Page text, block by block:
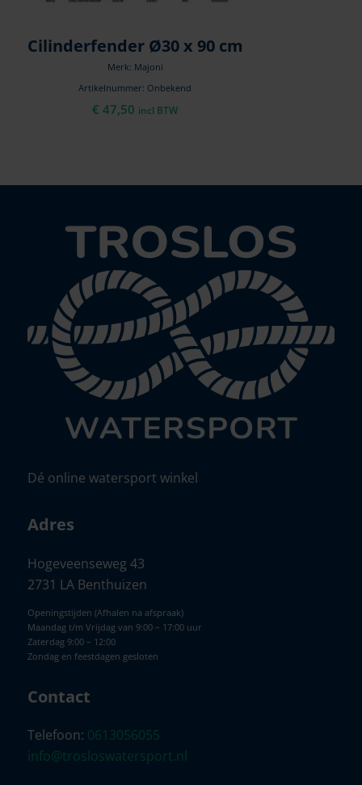
Cilinderfender Ø30 x 90 cm
Merk: Majoni
Artikelnummer: Onbekend
€ 47,50 incl BTW
Dé online watersport winkel
Adres
Hogeveenseweg 43
2731 LA Benthuizen
Openingstijden (Afhalen na afspraak)
Maandag t/m Vrijdag van 9:00 – 17:00 uur
Zaterdag 9:00 – 12:00
Zondag en feestdagen gesloten
Contact
Telefoon: 0613056055
info@trosloswatersport.nl